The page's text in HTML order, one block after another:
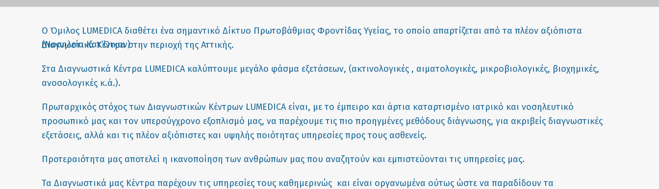
Ο Όμιλος LUMEDICA διαθέτει ένα σημαντικό Δίκτυο Πρωτοβάθμιας Φροντίδας Υγείας, το οποίο απαρτίζεται από τα πλέον αξιόπιστα
Διαγνωστικά Κέντρα στην περιοχή της Αττικής.
Στα Διαγνωστικά Κέντρα LUMEDICA καλύπτουμε μεγάλο φάσμα εξετάσεων, (ακτινολογικές , αιματολογικές, μικροβιολογικές, βιοχημικές,
ανοσολογικές κ.ά.).
Πρωταρχικός στόχος των Διαγνωστικών Κέντρων LUMEDICA είναι, με το έμπειρο και άρτια καταρτισμένο ιατρικό και νοσηλευτικό
προσωπικό μας και τον υπερσύγχρονο εξοπλισμό μας, να παρέχουμε τις πιο προηγμένες μεθόδους διάγνωσης, για ακριβείς διαγνωστικές
εξετάσεις, αλλά και τις πλέον αξιόπιστες και υψηλής ποιότητας υπηρεσίες προς τους ασθενείς.
Προτεραιότητα μας αποτελεί η ικανοποίηση των ανθρώπων μας που αναζητούν και εμπιστεύονται τις υπηρεσίες μας.
Τα Διαγνωστικά μας Κέντρα παρέχουν τις υπηρεσίες τους καθημερινώς και είναι οργανωμένα ούτως ώστε να παραδίδουν τα